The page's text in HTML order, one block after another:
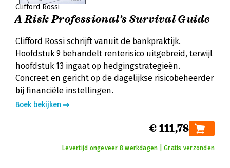
Clifford Rossi
A Risk Professional’s Survival Guide
Clifford Rossi schrijft vanuit de bankpraktijk.
Hoofdstuk 9 behandelt renterisico uitgebreid, terwijl
hoofdstuk 13 ingaat op hedgingstrategieën.
Concreet en gericht op de dagelijkse risicobeheerder
bij financiële instellingen.
Boek bekijken
€ 111,78
Levertijd ongeveer 8 werkdagen | Gratis verzonden